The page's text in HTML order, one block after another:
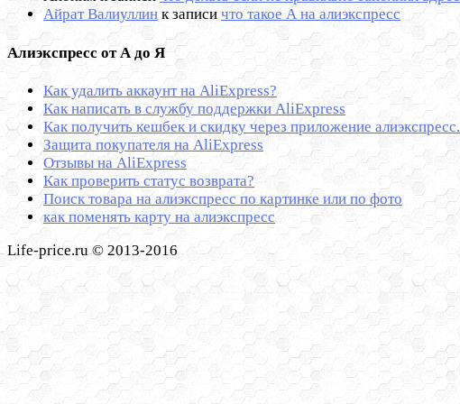
Айрат Валиуллин к записи что такое А на алиэкспресс
Алиэкспресс от А до Я
Как удалить аккаунт на AliExpress?
Как написать в службу поддержки AliExpress
Как получить кешбек и скидку через приложение алиэкспресс.
Защита покупателя на AliExpress
Отзывы на AliExpress
Как проверить статус возврата?
Поиск товара на алиэкспресс по картинке или по фото
как поменять карту на алиэкспресс
Life-price.ru © 2013-2016